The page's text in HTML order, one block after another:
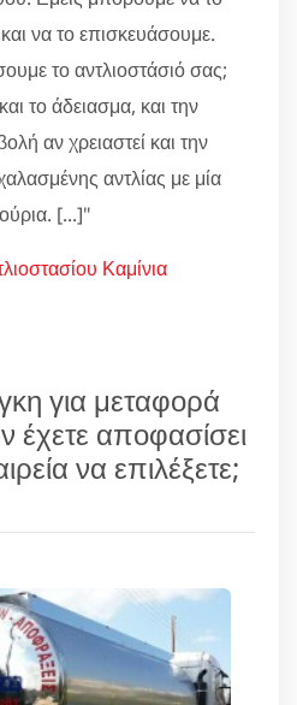
να το επισκευάσουμε.
το αντλιοστάσιό σας;
το άδειασμα, και την
αν χρειαστεί και την
αντλίας με μία
[...]"
Καμίνια
για μεταφορά
έχετε αποφασίσει
να επιλέξετε;